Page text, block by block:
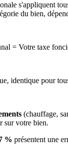
s'appliquent
du bien,
= Votre taxe
identique pour
(chauffage,
sur votre bien.
% présentent une